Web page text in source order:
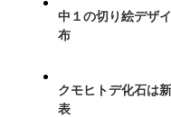
中１の切り絵デザ
布
クモヒトデ化石は
表